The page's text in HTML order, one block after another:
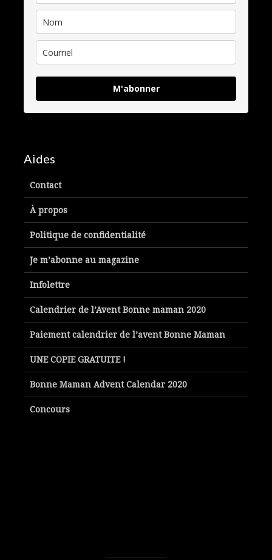
M'abonner
Aides
Contact
À propos
Politique de confidentialité
Je m’abonne au magazine
Infolettre
Calendrier de l’Avent Bonne maman 2020
Paiement calendrier de l’avent Bonne Maman
UNE COPIE GRATUITE !
Bonne Maman Advent Calendar 2020
Concours